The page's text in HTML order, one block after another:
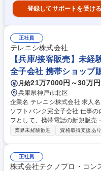
登録してサポートを受ける
正社員
テレニシ株式会社
【兵庫/接客販売】未経
全子会社 携帯ショップ
月給21万7000円～30万円
兵庫県神戸市北区
企業名 テレニシ株式会社 求人名 【兵庫/接客販売】未経験,第二新卒歓迎/
ソフトバンク完全子会社 仕事の内容 ソフトバンクショップの店舗スタッ
フとして、携帯電話の新規販売
ン、付帯サービスの提案、店内
あり1から基礎を学んでいただ
いたしますのでご安心ください
業界未経験歓迎 資格取得支援あり
正社員
株式会社テクノプロ・コン